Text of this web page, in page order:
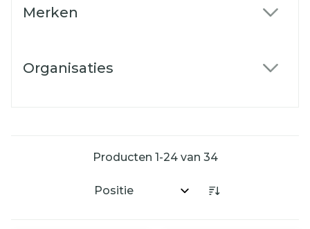
Merken
Organisaties
Producten 1-24van 34
Sorteer op: